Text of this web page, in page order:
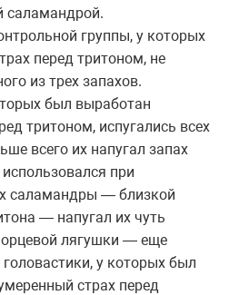
саламандрой.
группы, у которых
перед тритоном, не
из трех запахов.
был выработан
тритоном, испугались всех
всего их напугал запах
при
саламандры — близкой
— напугал их чуть
лягушки — еще
у которых был
страх перед